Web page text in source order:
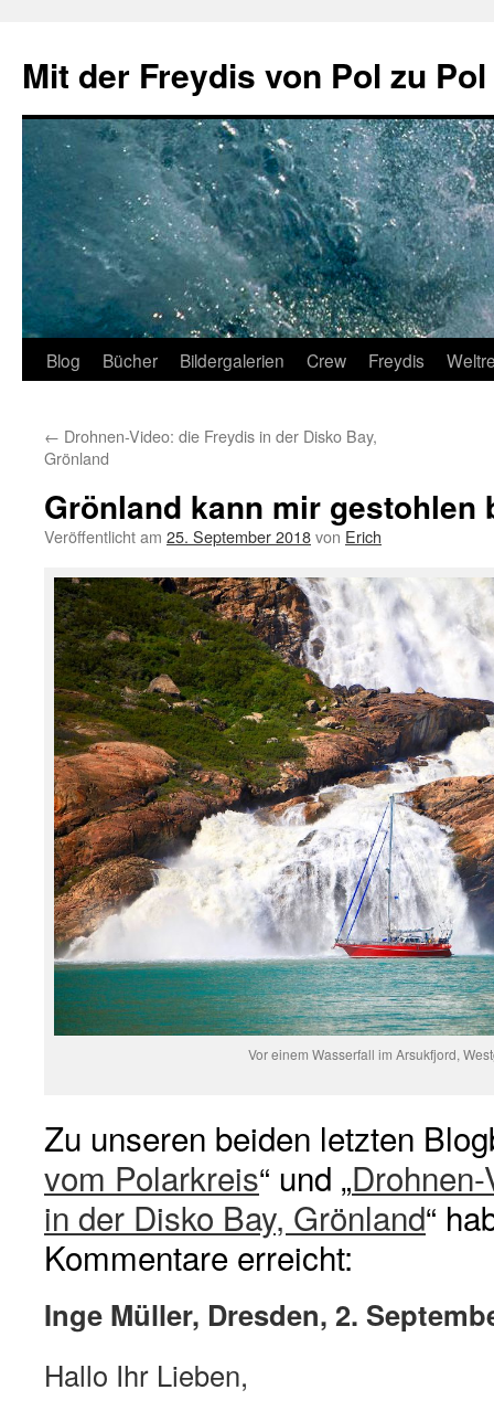
springen
Mit der Freydis von Pol zu Pol
Blog Bücher Bildergalerien Crew Freydis
← Drohnen-Video: die Freydis in der Disko Bay,
Grönland
Grönland kann mir gestohlen
Veröffentlicht am 25. September 2018von Erich
Vor einem Wasserfall im Arsukfjord,
Zu unseren beiden letzten
vom Polarkreis“ und „
in der Disko Bay, Grönland“
Kommentare erreicht:
Inge Müller, Dresden, 2.
Hallo Ihr Lieben,